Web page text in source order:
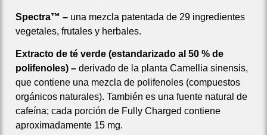
Spectra™ – una mezcla patentada de 29 ingredientes
vegetales, frutales y herbales.
Extracto de té verde (estandarizado al 50 % de
polifenoles) – derivado de la planta Camellia sinensis,
que contiene una mezcla de polifenoles (compuestos
orgánicos naturales). También es una fuente natural de
cafeína; cada porción de Fully Charged contiene
aproximadamente 15 mg.